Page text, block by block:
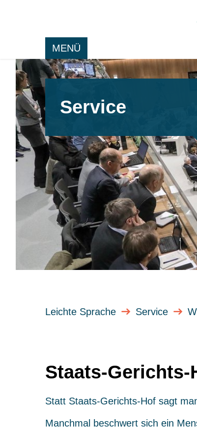
MENÜ
Service
Leichte Sprache Service
Staats-Gerichts-
Statt Staats-Gerichts-Hof sagt
Manchmal beschwert sich ein